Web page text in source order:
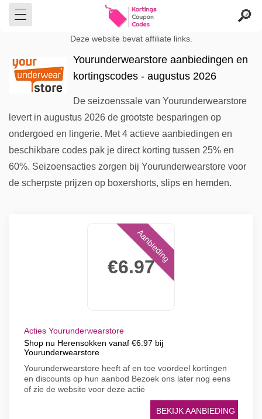
Deze website bevat affiliate links.
Yourunderwearstore aanbiedingen en
kortingscodes - augustus 2026
De seizoenssale van Yourunderwearstore
levert in augustus 2026 de grootste besparingen op
ondergoed en lingerie. Met 4 actieve aanbiedingen en
beschikbare codes pak je direct korting tussen 25% en
60%. Seizoensacties zorgen bij Yourunderwearstore voor
de scherpste prijzen op boxershorts, slips en hemden.
€6.97
Aanbieding
Acties Yourunderwearstore
Shop nu Herensokken vanaf €6.97 bij
Yourunderwearstore
Yourunderwearstore heeft af en toe voordeel kortingen
en discounts op hun aanbod Bezoek ons later nog eens
of zie de website voor deze actie
BEKIJK AANBIEDING